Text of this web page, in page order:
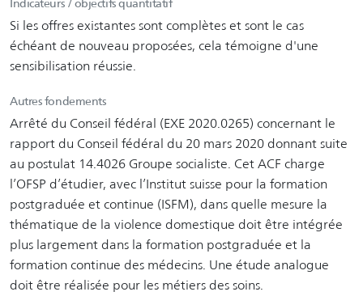
Indicateurs / objectifs quantitatif
Si les offres existantes sont complètes et sont le cas
échéant de nouveau proposées, cela témoigne d'une
sensibilisation réussie.
Autres fondements
Arrêté du Conseil fédéral (EXE 2020.0265) concernant le
rapport du Conseil fédéral du 20 mars 2020 donnant suite
au postulat 14.4026 Groupe socialiste. Cet ACF charge
l’OFSP d’étudier, avec l’Institut suisse pour la formation
postgraduée et continue (ISFM), dans quelle mesure la
thématique de la violence domestique doit être intégrée
plus largement dans la formation postgraduée et la
formation continue des médecins. Une étude analogue
doit être réalisée pour les métiers des soins.